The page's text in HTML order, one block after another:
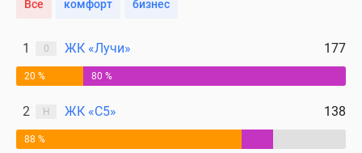
Все комфорт бизнес
1 0 ЖК «Лучи» 177
20 % 80 %
2 Н ЖК «С5» 138
88 %